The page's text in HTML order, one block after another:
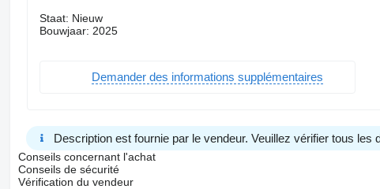
Staat: Nieuw
Bouwjaar: 2025
Demander des informations supplémentaires
Description est fournie par le vendeur. Veuillez vérifier tous les
Conseils concernant l'achat
Conseils de sécurité
Vérification du vendeur